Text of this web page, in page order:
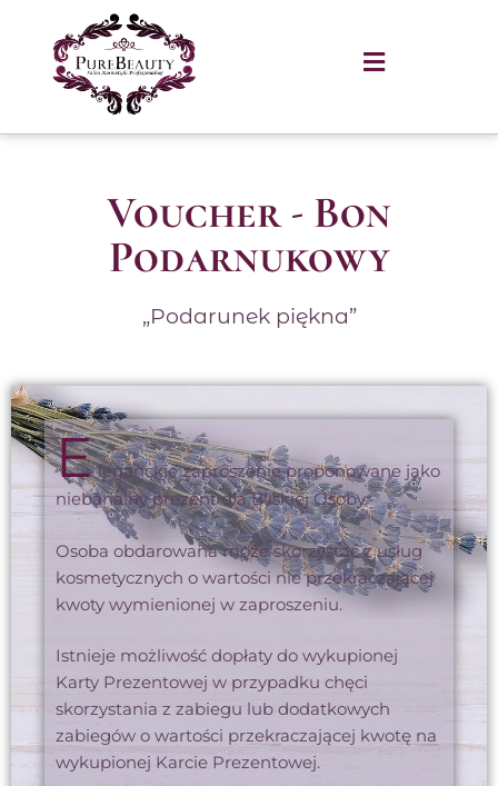
Voucher - Bon
Podarnukowy
„Podarunek piękna”
E leganckie zaproszenie proponowane jako
niebanalny prezent dla Bliskiej Osoby.
Osoba obdarowana może skorzystać z usług
kosmetycznych o wartości nie przekraczającej
kwoty wymienionej w zaproszeniu.
Istnieje możliwość dopłaty do wykupionej
Karty Prezentowej w przypadku chęci
skorzystania z zabiegu lub dodatkowych
zabiegów o wartości przekraczającej kwotę na
wykupionej Karcie Prezentowej.